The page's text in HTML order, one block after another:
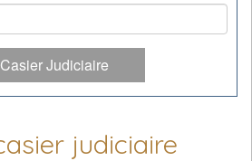
Judiciaire
judiciaire